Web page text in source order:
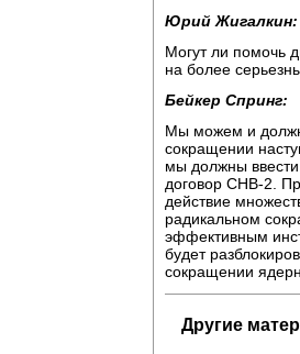
Юрий Жигалкин:
Могут ли помочь
на более
Бейкер Спринг:
Мы можем и
сокращении
мы должны
договор СНВ-2.
действие
радикальном
эффективным
будет
сокращении
Другие